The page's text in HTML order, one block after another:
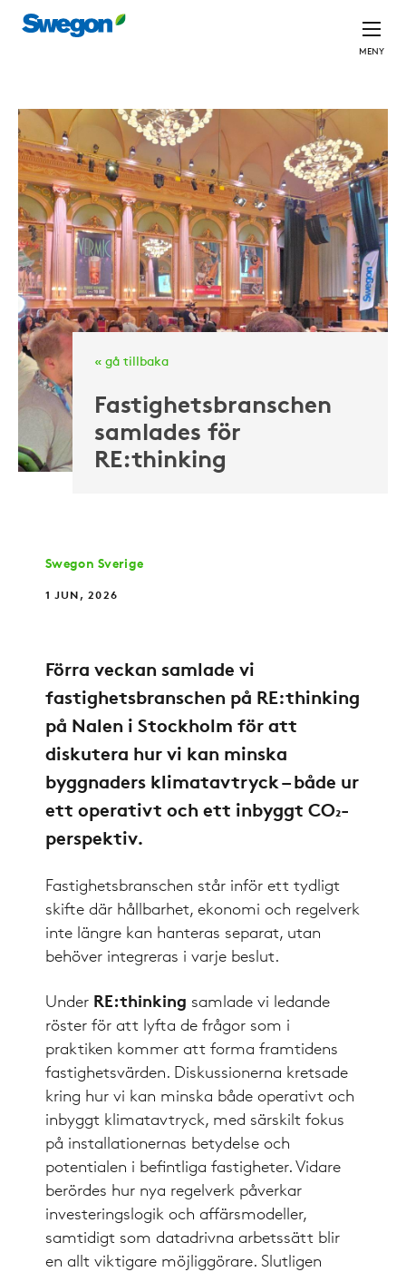
MENY
« gå tillbaka
Fastighetsbranschen
samlades för
RE:thinking
Swegon Sverige
1 JUN, 2026
Förra veckan samlade vi
fastighetsbranschen på RE:thinking
på Nalen i Stockholm för att
diskutera hur vi kan minska
byggnaders klimatavtryck – både ur
ett operativt och ett inbyggt CO₂-
perspektiv.
Fastighetsbranschen står inför ett tydligt
skifte där hållbarhet, ekonomi och regelverk
inte längre kan hanteras separat, utan
behöver integreras i varje beslut.
Under RE:thinking samlade vi ledande
röster för att lyfta de frågor som i
praktiken kommer att forma framtidens
fastighetsvärden. Diskussionerna kretsade
kring hur vi kan minska både operativt och
inbyggt klimatavtryck, med särskilt fokus
på installationernas betydelse och
potentialen i befintliga fastigheter. Vidare
berördes hur nya regelverk påverkar
investeringslogik och affärsmodeller,
samtidigt som datadrivna arbetssätt blir
en allt viktigare möjliggörare. Slutligen